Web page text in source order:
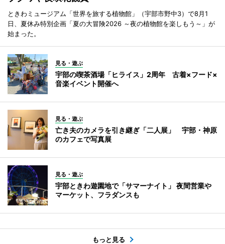
ときわミュージアム「世界を旅する植物館」（宇部市野中3）で8月1
日、夏休み特別企画「夏の大冒険2026 ～夜の植物館を楽しもう～」が
始まった。
見る・遊ぶ
宇部の喫茶酒場「ヒライス」2周年 古着×フード×
音楽イベント開催へ
見る・遊ぶ
亡き夫のカメラを引き継ぎ「二人展」 宇部・神原
のカフェで写真展
見る・遊ぶ
宇部ときわ遊園地で「サマーナイト」 夜間営業や
マーケット、フラダンスも
もっと見る